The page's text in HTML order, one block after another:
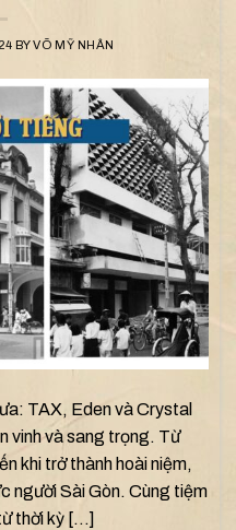
BYVÕ MỸ NHÂN
TAX, Eden và Crystal
vinh và sang trọng. Từ
khi trở thành hoài niệm,
người Sài Gòn. Cùng tiệm
thời kỳ […]